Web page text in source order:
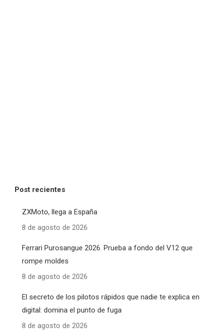
Post recientes
ZXMoto, llega a España
8 de agosto de 2026
Ferrari Purosangue 2026. Prueba a fondo del V12 que
rompe moldes
8 de agosto de 2026
El secreto de los pilotos rápidos que nadie te explica en
digital: domina el punto de fuga
8 de agosto de 2026